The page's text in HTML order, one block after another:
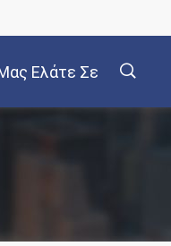
Ελάτε Σε